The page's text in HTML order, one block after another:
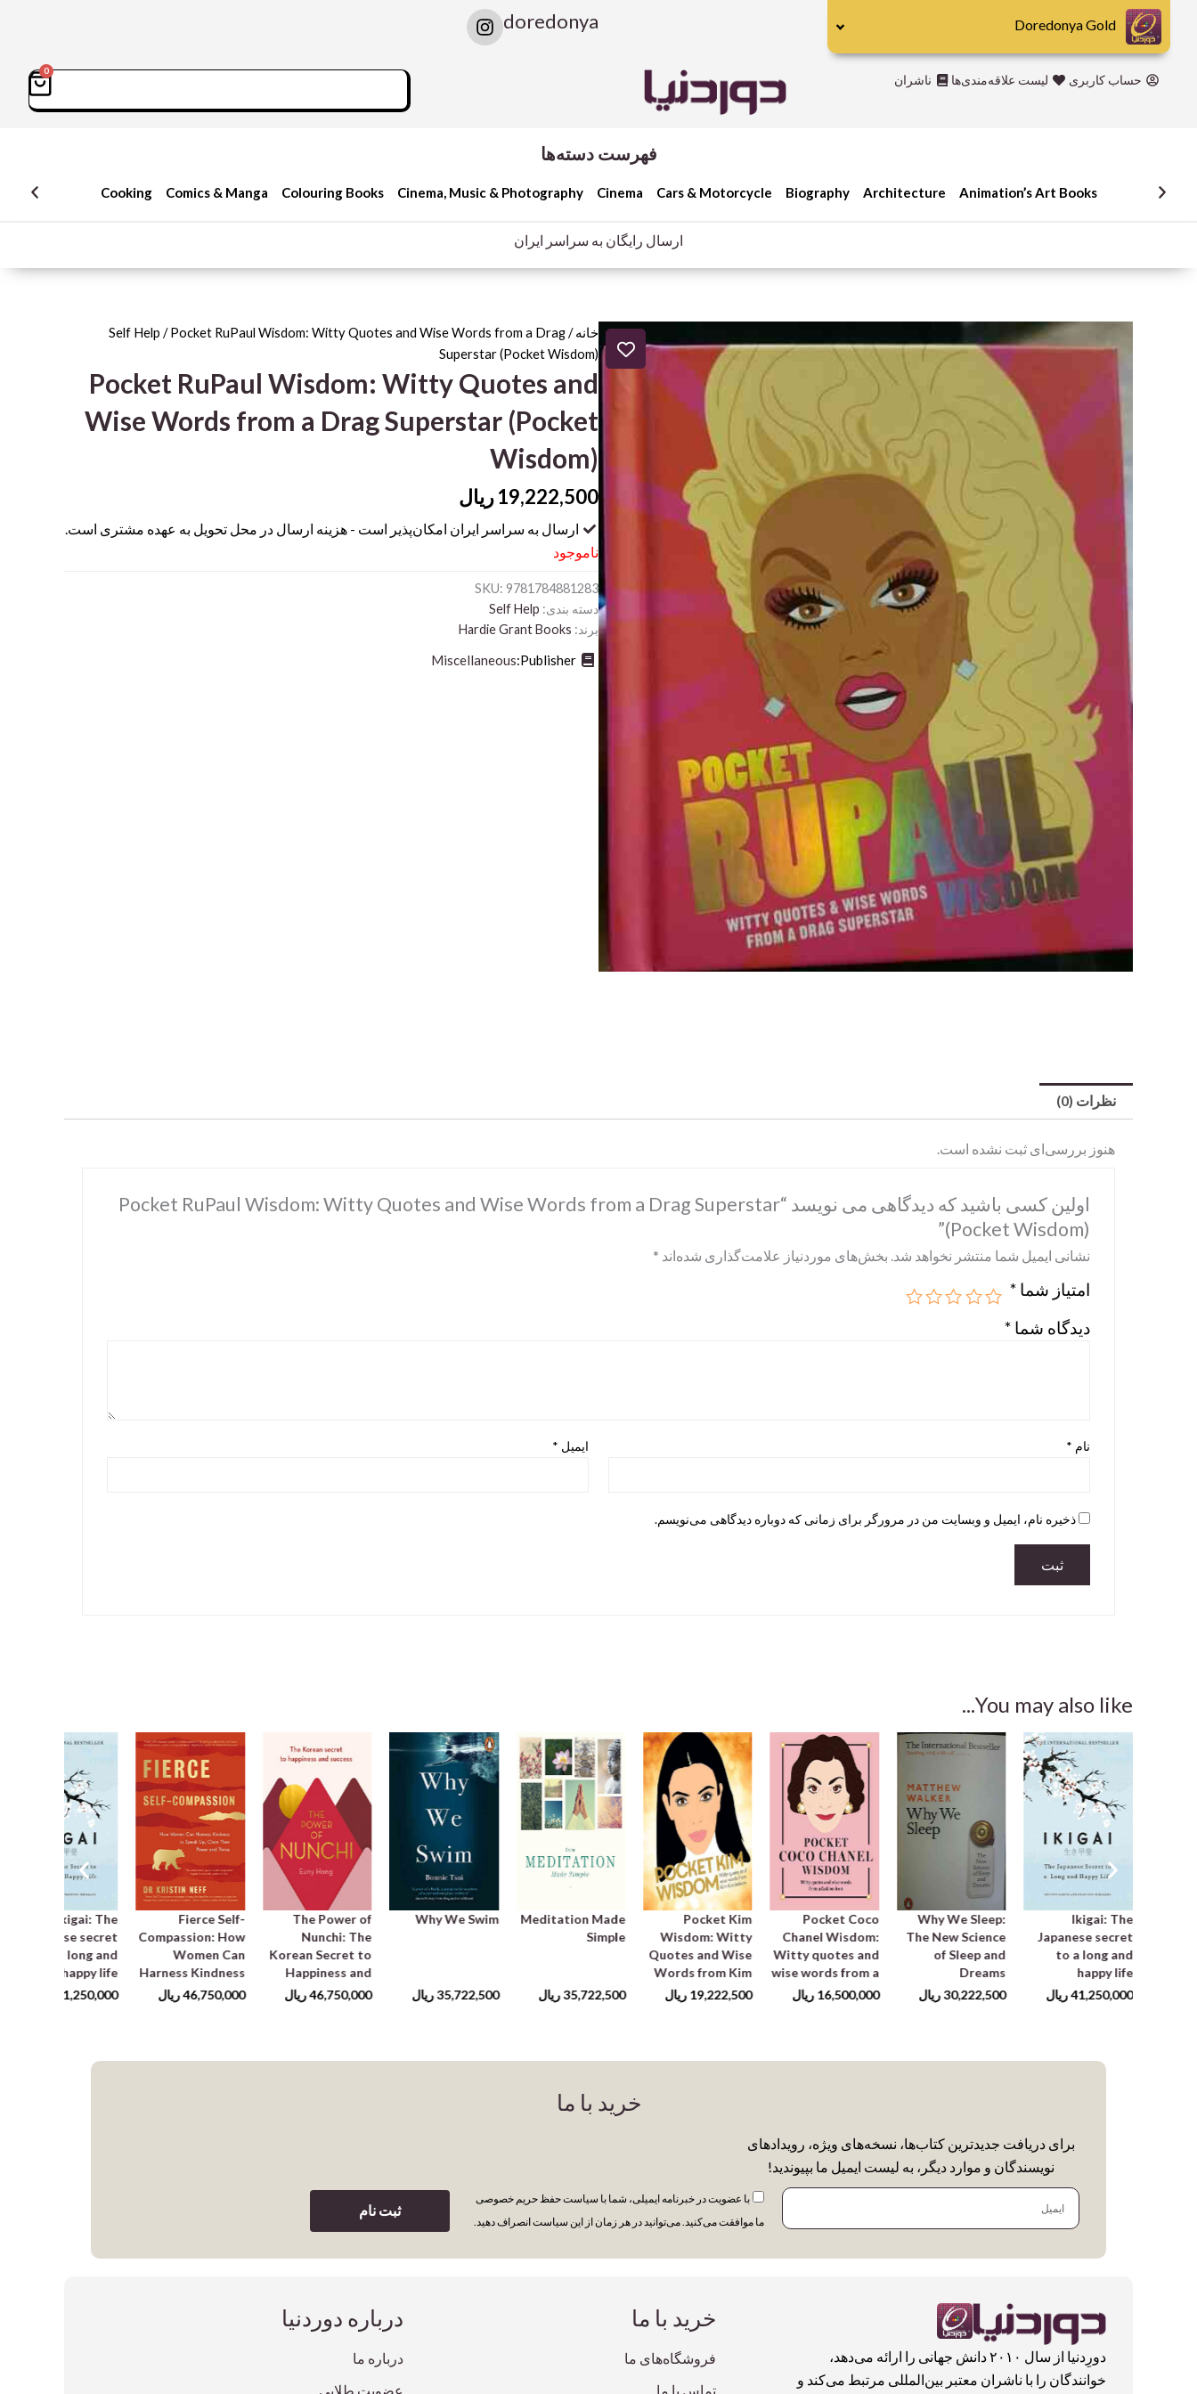
محتوا
doredonya
I
n
حساب کاربری لیست علاقه‌مندی‌ها ناشران Search
0
سبد
خرید
فهرست دسته‌ها
Animation’s Art Books
Architecture
Biography
Cars & Motorcycle
Cinema
Cinema, Music & Photography
Colouring Books
Comics & Manga
Cooking
ارسال رایگان به سراسر ایران
خانه/
Self Help / Pocket RuPaul Wisdom: Witty Quotes and Wise Words from a Drag
Superstar (Pocket Wisdom)
Pocket RuPaul Wisdom: Witty Quotes and
Wise Words from a Drag Superstar (Pocket
Wisdom)
19,222,500ریال
ارسال به سراسر ایران امکان‌پذیر است - هزینه ارسال در محل تحویل به عهده مشتری است.
ناموجود
SKU: 9781784881283
دسته بندی: Self Help
برند: Hardie Grant Books
Publisher:
Miscellaneous
نظرات (0)
هنوز بررسی‌ای ثبت نشده است.
اولین کسی باشید که دیدگاهی می نویسد “Pocket RuPaul Wisdom: Witty Quotes and Wise Words from a Drag Superstar
(Pocket Wisdom)”
نشانی ایمیل شما منتشر نخواهد شد. بخش‌های موردنیاز علامت‌گذاری شده‌اند *
امتیاز شما *
دیدگاه شما *
نام * ایمیل *
ذخیره نام، ایمیل و وبسایت من در مرورگر برای زمانی که دوباره دیدگاهی می‌نویسم.
You may also like...
Ikigai: The
Japanese secret
to a long and
happy life
41,250,000ریال
Why We Sleep:
The New Science
of Sleep and
Dreams
30,222,500ریال
Pocket Coco
Chanel Wisdom:
Witty quotes and
wise words from a
fashion icon
16,500,000 ریال
Pocket Kim
Wisdom: Witty
Quotes and Wise
Words from Kim
Kardashian
19,222,500ریال
Meditation Made
Simple
35,722,500ریال
Why We Swim
35,722,500ریال
The Power of
Nunchi: The
Korean Secret to
Happiness and
Success
46,750,000ریال
Fierce Self-
Compassion: How
Women Can
Harness Kindness
to Speak Up,
46,750,000ریال
Ikigai: The
Japanese secret
to a long and
happy life
41,250,000
خرید با ما
برای دریافت جدیدترین کتاب‌ها، نسخه‌های ویژه، رویدادهای
نویسندگان و موارد دیگر، به لیست ایمیل ما بپیوندید!
ایمیل
با عضویت در خبرنامه ایمیلی، شما با سیاست حفظ حریم خصوصی
ما موافقت می‌کنید. می‌توانید در هر زمان از این سیاست انصراف دهید.
ثبت نام
دورِدنیا از سال ۲۰۱۰ دانش جهانی را ارائه می‌دهد،
خوانندگان را با ناشران معتبر بین‌المللی مرتبط می‌کند و
خرید با ما
فروشگاه‌های ما
تماس با ما
درباره دوردنیا
درباره ما
عضویت طلایی